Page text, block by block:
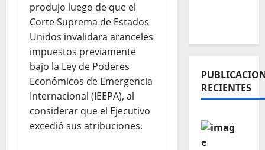
produjo luego de que el
Corte Suprema de Estados
Unidos invalidara aranceles
impuestos previamente
bajo la Ley de Poderes
Económicos de Emergencia
Internacional (IEEPA), al
considerar que el Ejecutivo
excedió sus atribuciones.
RECIENTES